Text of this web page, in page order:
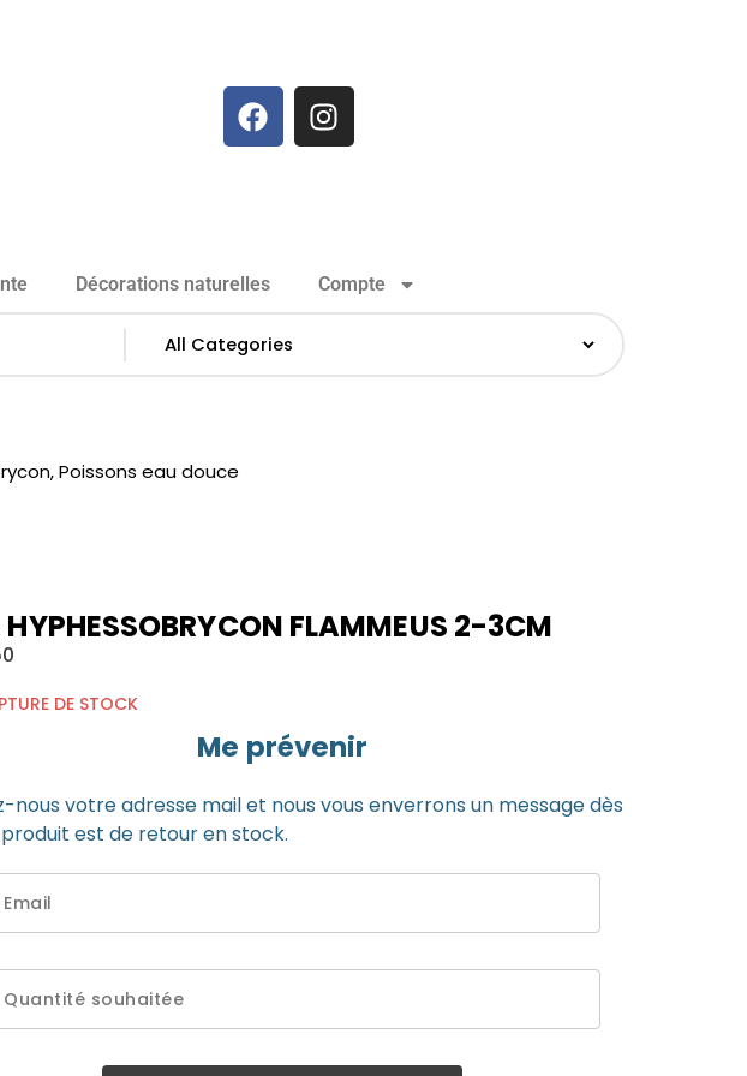
Décorations naturelles Compte
,Poissons eau douce
HYPHESSOBRYCON FLAMMEUS 2-3CM
DE STOCK
Me prévenir
nous votre adresse mail et nous vous enverrons un message dès
est de retour en stock.